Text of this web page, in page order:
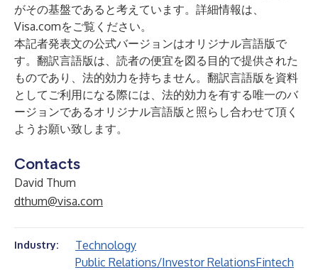
がその基盤であると考えています。詳細情報は、
Visa.comをご覧ください。
本記者発表文の公式バージョンはオリジナル言語版で
す。翻訳言語版は、読者の便宜を図る目的で提供された
ものであり、法的効力を持ちません。翻訳言語版を資料
としてご利用になる際には、法的効力を有する唯一のバ
ージョンであるオリジナル言語版と照らし合わせて頂く
ようお願い致します。
Contacts
David Thum
dthum@visa.com
Industry:
Technology
Public Relations/Investor RelationsFintech